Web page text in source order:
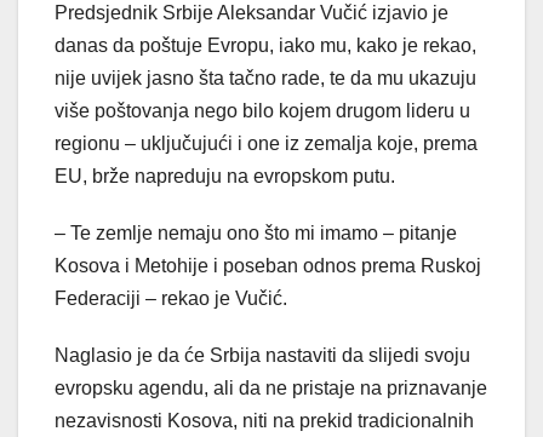
Predsjednik Srbije Aleksandar Vučić izjavio je
danas da poštuje Evropu, iako mu, kako je rekao,
nije uvijek jasno šta tačno rade, te da mu ukazuju
više poštovanja nego bilo kojem drugom lideru u
regionu – uključujući i one iz zemalja koje, prema
EU, brže napreduju na evropskom putu.
– Te zemlje nemaju ono što mi imamo – pitanje
Kosova i Metohije i poseban odnos prema Ruskoj
Federaciji – rekao je Vučić.
Naglasio je da će Srbija nastaviti da slijedi svoju
evropsku agendu, ali da ne pristaje na priznavanje
nezavisnosti Kosova, niti na prekid tradicionalnih